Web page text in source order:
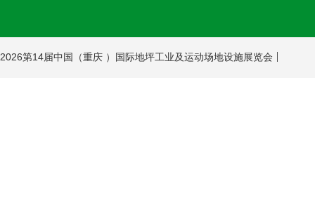
2026第14届中国（重庆 ）国际地坪工业及运动场地设施展览会